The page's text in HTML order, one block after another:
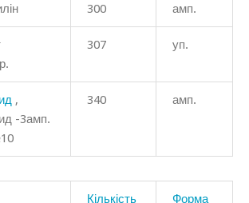
300 амп.
307 уп.
,
-3амп.
340 амп.
Кількість Форма